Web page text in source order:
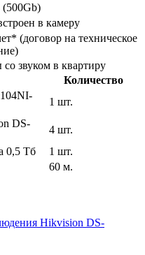
(500Gb)
в камеру
(договор на техническое
звуком в квартиру
Количество
1 шт.
DS-
4 шт.
0,5 Тб
1 шт.
60 м.
Hikvision DS-